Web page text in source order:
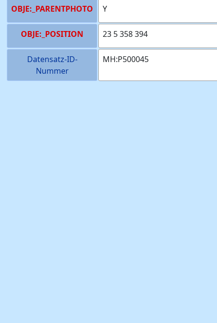
OBJE:_PARENTPHOTO Y
OBJE:_POSITION 23 5 358 394
Datensatz-ID-
Nummer
MH:P500045